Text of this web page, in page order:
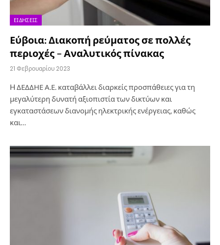
ΕΙΔΉΣΕΙΣ
Εύβοια: Διακοπή ρεύματος σε πολλές
περιοχές – Αναλυτικός πίνακας
21 Φεβρουαρίου 2023
H ΔΕΔΔΗΕ Α.Ε. καταβάλλει διαρκείς προσπάθειες για τη
μεγαλύτερη δυνατή αξιοπιστία των δικτύων και
εγκαταστάσεων διανομής ηλεκτρικής ενέργειας, καθώς
και…